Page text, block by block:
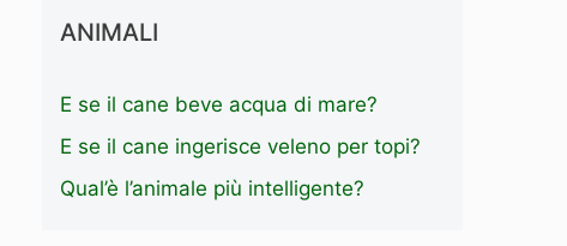
ANIMALI
E se il cane beve acqua di mare?
E se il cane ingerisce veleno per topi?
Qual’è l’animale più intelligente?